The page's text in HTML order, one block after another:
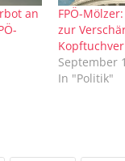
an
FPÖ-
zur
September
In "Politik"